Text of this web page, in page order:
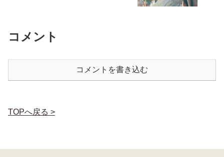
コメント
コメントを書き込む
TOPへ戻る >